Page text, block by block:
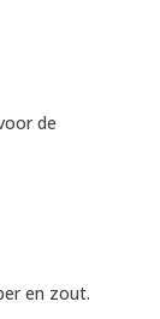
de
en zout.